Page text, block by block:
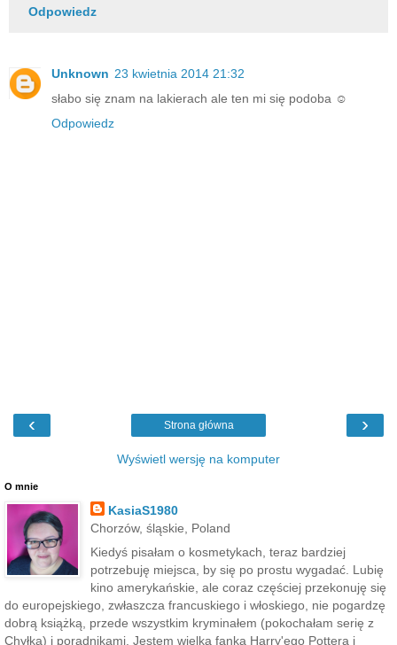
Odpowiedz
Unknown 23 kwietnia 2014 21:32
słabo się znam na lakierach ale ten mi się podoba ☺
Odpowiedz
‹ ›
Strona główna
Wyświetl wersję na komputer
O mnie
KasiaS1980
Chorzów, śląskie, Poland
Kiedyś pisałam o kosmetykach, teraz bardziej
potrzebuję miejsca, by się po prostu wygadać. Lubię
kino amerykańskie, ale coraz częściej przekonuję się
do europejskiego, zwłaszcza francuskiego i włoskiego, nie pogardzę
dobrą książką, przede wszystkim kryminałem (pokochałam serię z
Chyłką) i poradnikami. Jestem wielką fanką Harry'ego Pottera i